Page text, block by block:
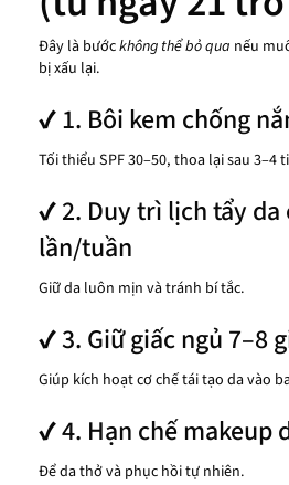
Đây là bướckhông thể bỏ qua nếu
bị xấu lại.
✔ 1. Bôi kem chống
Tối thiểu SPF 30–50, thoa lại sau 3–4
✔ 2. Duy trì lịch tẩy da
lần/tuần
Giữ da luôn mịn và tránh bí tắc.
✔ 3. Giữ giấc ngủ 7–8
Giúp kích hoạt cơ chế tái tạo da vào
✔ 4. Hạn chế makeup
Để da thở và phục hồi tự nhiên.